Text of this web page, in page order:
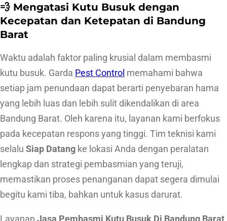
u
k
D
i
B
a
n
d
u
n
g
B
a
💨 Mengatasi Kutu Busuk dengan
Kecepatan dan Ketepatan di Bandung
Barat
Waktu adalah faktor paling krusial dalam membasmi
kutu busuk. Garda Pest Control memahami bahwa
setiap jam penundaan dapat berarti penyebaran hama
yang lebih luas dan lebih sulit dikendalikan di area
Bandung Barat. Oleh karena itu, layanan kami berfokus
pada kecepatan respons yang tinggi. Tim teknisi kami
selalu Siap Datang ke lokasi Anda dengan peralatan
lengkap dan strategi pembasmian yang teruji,
memastikan proses penanganan dapat segera dimulai
begitu kami tiba, bahkan untuk kasus darurat.
Layanan Jasa Pembasmi Kutu Busuk Di Bandung Barat